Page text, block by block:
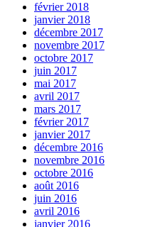
février 2018
janvier 2018
décembre 2017
novembre 2017
octobre 2017
juin 2017
mai 2017
avril 2017
mars 2017
février 2017
janvier 2017
décembre 2016
novembre 2016
octobre 2016
août 2016
juin 2016
avril 2016
janvier 2016